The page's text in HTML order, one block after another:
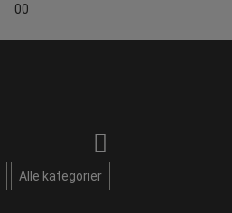
00
Alle kategorier